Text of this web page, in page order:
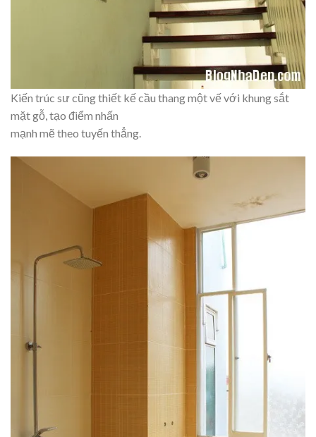
Kiến trúc sư cũng thiết kế cầu thang một vế với khung sắt
mặt gỗ, tạo điểm nhấn
mạnh mẽ theo tuyến thẳng.